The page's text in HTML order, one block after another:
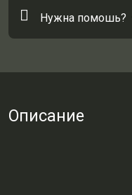
Нужна помошь?
Описание